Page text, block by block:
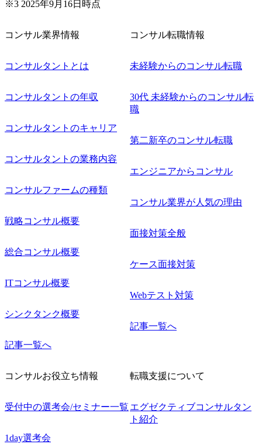
上げていきたい ・サービスやソリューションに捉われず、
でのプロジェクトに参画し、自身のスキルアップを図りた
規事業開発にも興味があり、ゆくゆくはチャレンジしてみ
※3 2025年9月16日時点
コンサル業界情報
コンサルタントとは
コンサルタントの年収
コンサルタントのキャリア
コンサルタントの業務内容
コンサルファームの種類
戦略コンサル概要
総合コンサル概要
ITコンサル概要
シンクタンク概要
記事一覧へ
コンサル転職情報
未経験からのコンサル転職
30代 未経験からのコンサル転
職
第二新卒のコンサル転職
エンジニアからコンサル
コンサル業界が人気の理由
面接対策全般
ケース面接対策
Webテスト対策
記事一覧へ
コンサルお役立ち情報
受付中の選考会/セミナー一覧
1day選考会
転職支援について
エグゼクティブコンサルタン
ト紹介